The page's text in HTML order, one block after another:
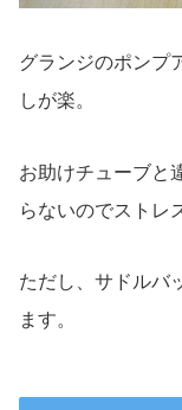
グランジのポンプ
しが楽。
お助けチューブと
らないのでストレ
ただし、サドルバ
ます。